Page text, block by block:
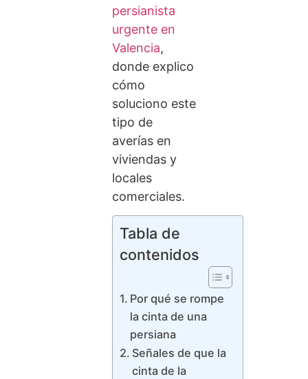
persianista
urgente en
Valencia,
donde explico
cómo
soluciono este
tipo de
averías en
viviendas y
locales
comerciales.
Tabla de
contenidos
Por qué se rompe
la cinta de una
persiana
Señales de que la
cinta de la